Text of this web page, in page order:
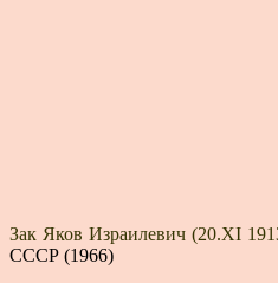
Зак Яков Израилевич (20.XI
СССР (1966)